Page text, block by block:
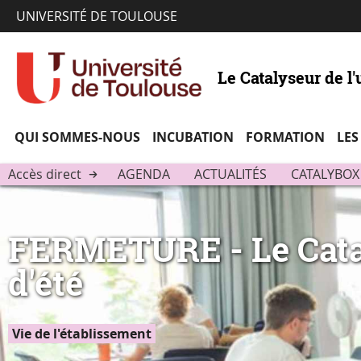
UNIVERSITÉ DE TOULOUSE
Le Catalyseur de
QUI SOMMES-NOUS INCUBATION FORMATION
Accès direct AGENDA ACTUALITÉS CATALYBOX
FERMETURE - Le
d'été
Vie de l'établissement